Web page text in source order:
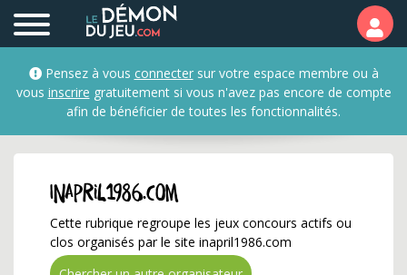
inapril1986.com ✅
Pensez à vous connectersur votre espace membre ou à
vous inscrire gratuitement si vous n'avez pas encore de compte
afin de bénéficier de toutes les fonctionnalités.
inapril1986.com
Cette rubrique regroupe les jeux concours actifs ou
clos organisés par le site inapril1986.com